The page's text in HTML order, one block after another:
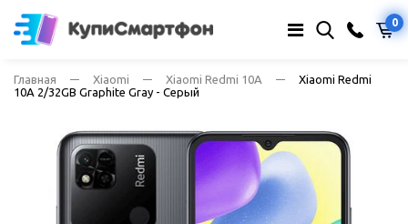
0
Главная Xiaomi Xiaomi Redmi 10A
Xiaomi Redmi
10A 2/32GB Graphite Gray - Серый